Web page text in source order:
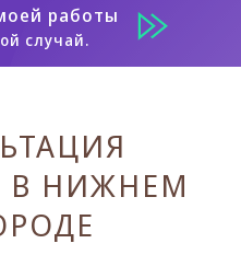
работы
случай.
В НИЖНЕМ